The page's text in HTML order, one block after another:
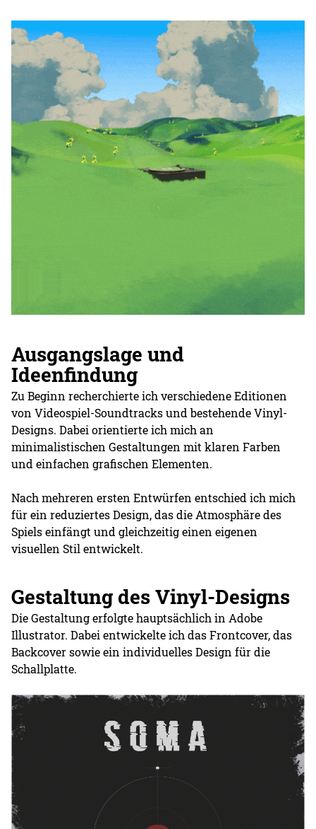
Ausgangslage und
Ideenfindung
Zu Beginn recherchierte ich verschiedene Editionen
von Videospiel-Soundtracks und bestehende Vinyl-
Designs. Dabei orientierte ich mich an
minimalistischen Gestaltungen mit klaren Farben
und einfachen grafischen Elementen.
Nach mehreren ersten Entwürfen entschied ich mich
für ein reduziertes Design, das die Atmosphäre des
Spiels einfängt und gleichzeitig einen eigenen
visuellen Stil entwickelt.
Gestaltung des Vinyl-Designs
Die Gestaltung erfolgte hauptsächlich in Adobe
Illustrator. Dabei entwickelte ich das Frontcover, das
Backcover sowie ein individuelles Design für die
Schallplatte.